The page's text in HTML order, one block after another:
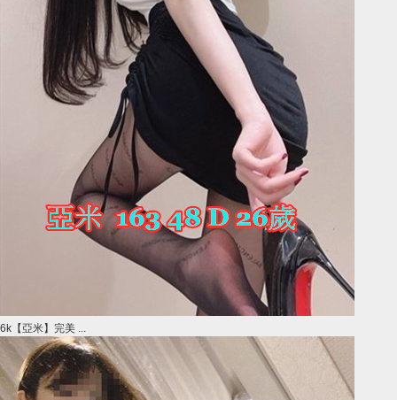
6k【亞米】完美 ...